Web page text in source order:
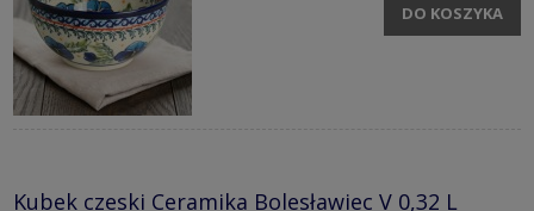
DO KOSZYKA
Kubek czeski Ceramika Bolesławiec V 0,32 L